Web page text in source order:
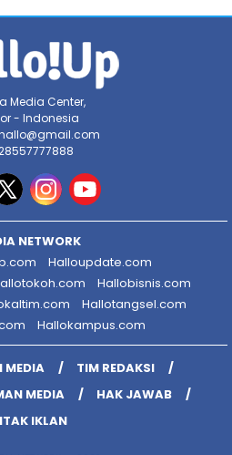
Media Center,
- Indonesia
NETWORK
Halloupdate.com
Hallobisnis.com
Hallotangsel.com
Hallokampus.com
MEDIA
TIM REDAKSI
MEDIA
HAK JAWAB
IKLAN